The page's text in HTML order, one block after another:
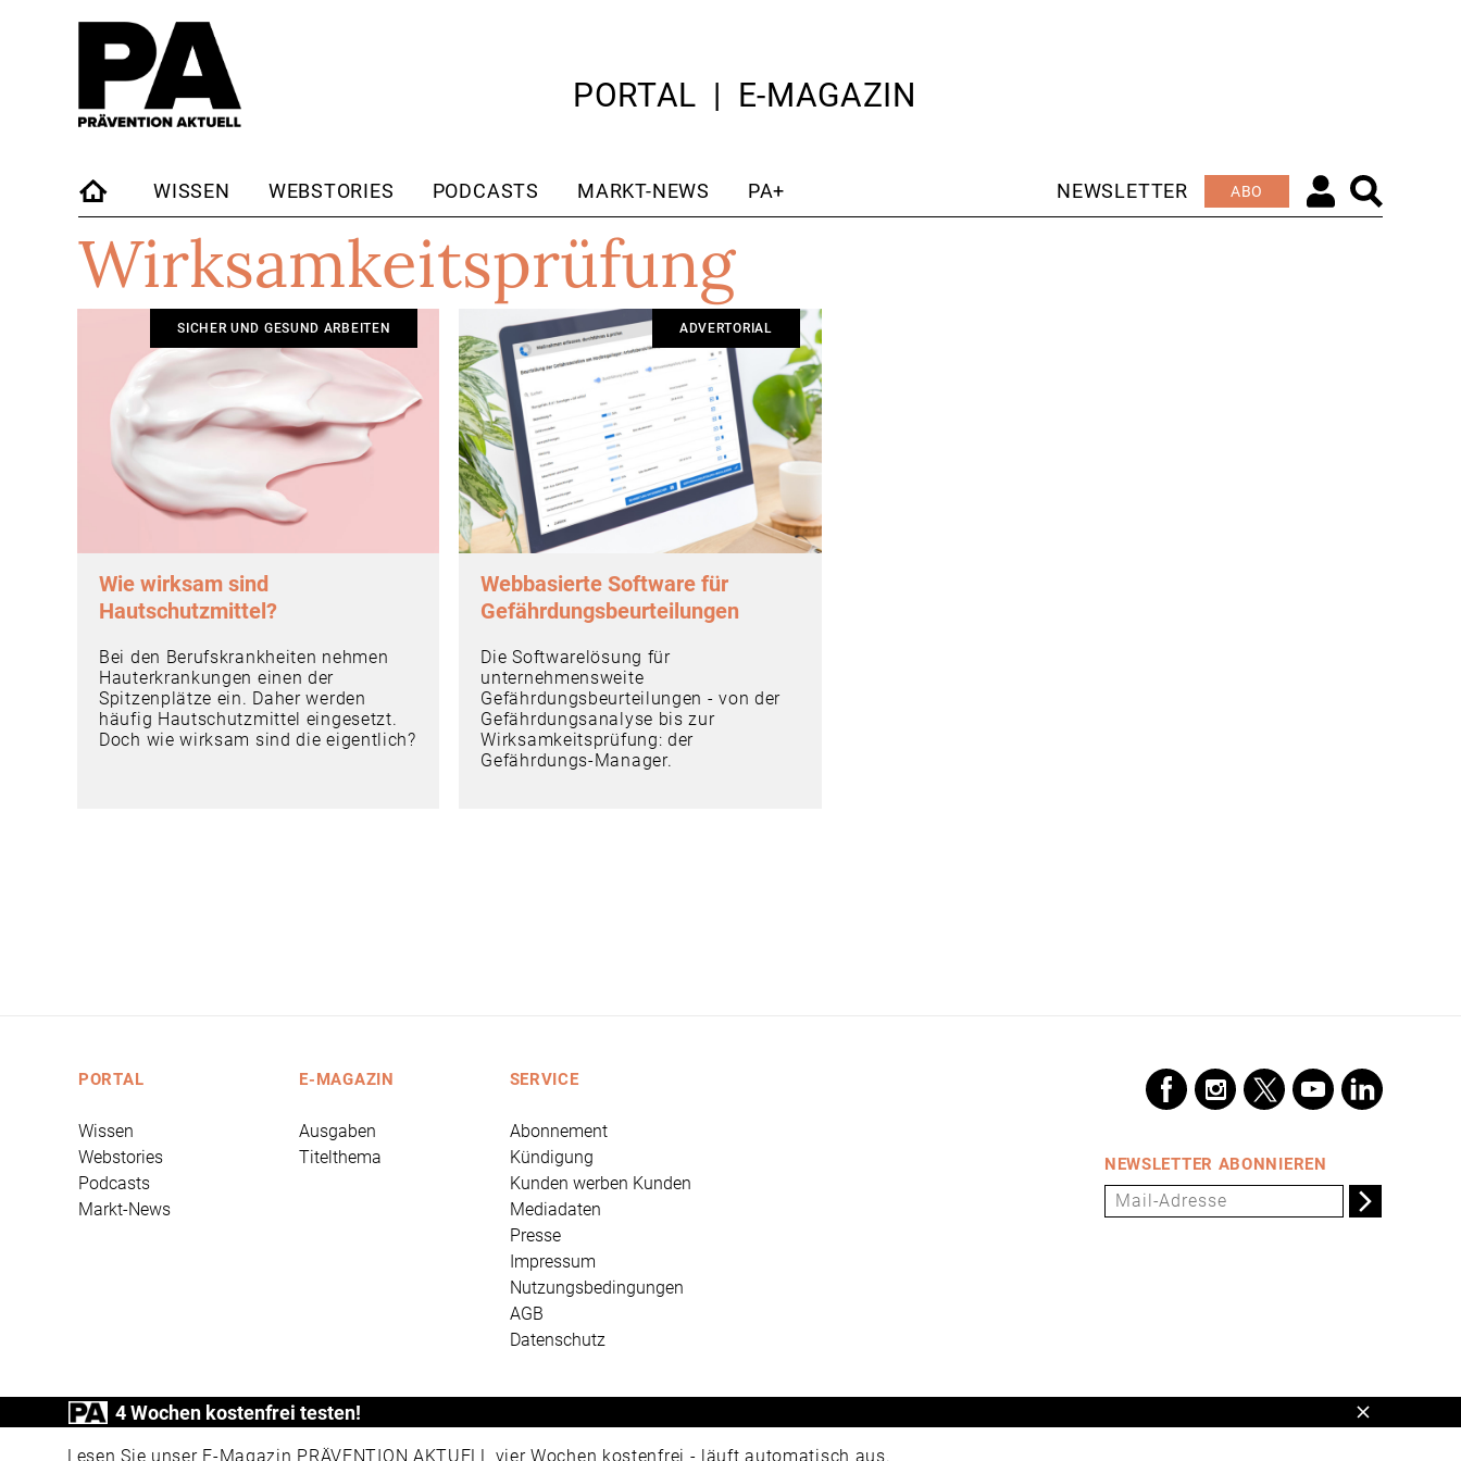
PORTAL E-MAGAZIN
STARTSEITE
WISSEN WEBSTORIES PODCASTS MARKT-NEWS PA+ NEWSLETTER ABO
Wirksamkeitsprüfung
SICHER UND GESUND ARBEITEN
Wie wirksam sind
Hautschutzmittel?
Bei den Berufskrankheiten nehmen
Hauterkrankungen einen der
Spitzenplätze ein. Daher werden
häufig Hautschutzmittel eingesetzt.
Doch wie wirksam sind die eigentlich?
ADVERTORIAL
Webbasierte Software für
Gefährdungsbeurteilungen
Die Softwarelösung für
unternehmensweite
Gefährdungsbeurteilungen - von der
Gefährdungsanalyse bis zur
Wirksamkeitsprüfung: der
Gefährdungs-Manager.
PORTAL
Wissen
Webstories
Podcasts
Markt-News
E-MAGAZIN
Ausgaben
Titelthema
SERVICE
Abonnement
Kündigung
Kunden werben Kunden
Mediadaten
Presse
Impressum
Nutzungsbedingungen
AGB
Datenschutz
NEWSLETTER ABONNIEREN
4 Wochen kostenfrei testen!
Lesen Sie unser E-Magazin PRÄVENTION AKTUELL vier Wochen kostenfrei - läuft automatisch aus.
Schließen